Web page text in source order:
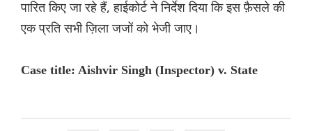
पारित किए जा रहे हैं, हाईकोर्ट ने निर्देश दिया कि इस फ़ैसले की
एक प्रति सभी ज़िला जजों को भेजी जाए।
Case title: Aishvir Singh (Inspector) v. State